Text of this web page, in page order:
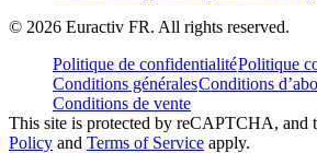
© 2026 Euractiv FR. All rights reserved.
Politique de confidentialitéPolitique
Conditions généralesConditions
Conditions de vente
This site is protected by reCAPTCHA, and
Policy and Terms of Service apply.